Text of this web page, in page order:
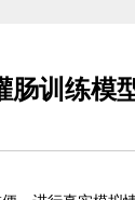
肠训练模